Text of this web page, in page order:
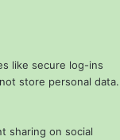
like secure log-ins
store personal data.
sharing on social